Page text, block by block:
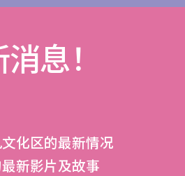
息！
化区的最新情况
新影片及故事